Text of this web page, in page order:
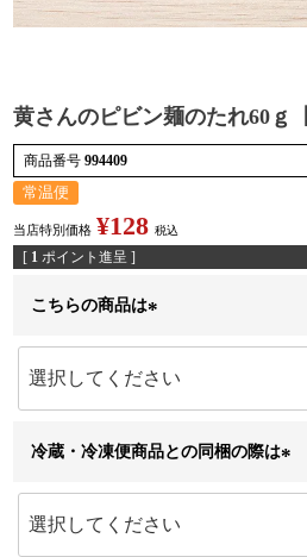
検索
黄さんのピビン麺のたれ60ｇ
商品番号 994409
常温便
当店特別価格 ¥128 税込
[ 1 ポイント進呈 ]
こちらの商品は
須
)
冷蔵・冷凍便商品との同梱の際は